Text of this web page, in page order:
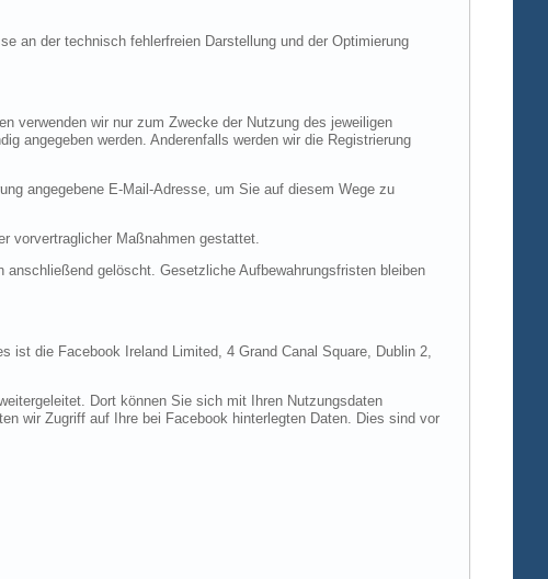
an der technisch fehlerfreien Darstellung und der Optimierung
verwenden wir nur zum Zwecke der Nutzung des jeweiligen
angegeben werden. Anderenfalls werden wir die Registrierung
angegebene E-Mail-Adresse, um Sie auf diesem Wege zu
vorvertraglicher Maßnahmen gestattet.
gelöscht. Gesetzliche Aufbewahrungsfristen bleiben
ist die Facebook Ireland Limited, 4 Grand Canal Square, Dublin 2,
Dort können Sie sich mit Ihren Nutzungsdaten
wir Zugriff auf Ihre bei Facebook hinterlegten Daten. Dies sind vor